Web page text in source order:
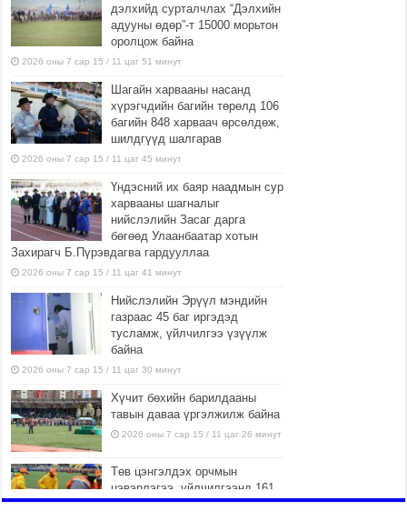
дэлхийд сурталчлах “Дэлхийн
адууны өдөр”-т 15000 морьтон
оролцож байна
2026 оны 7 сар 15 / 11 цаг 51 минут
Шагайн харвааны насанд
хүрэгчдийн багийн төрөлд 106
багийн 848 харваач өрсөлдөж,
шилдгүүд шалгарав
2026 оны 7 сар 15 / 11 цаг 45 минут
Үндэсний их баяр наадмын сур
харвааны шагналыг
нийслэлийн Засаг дарга
бөгөөд Улаанбаатар хотын
Захирагч Б.Пүрэвдагва гардууллаа
2026 оны 7 сар 15 / 11 цаг 41 минут
Нийслэлийн Эрүүл мэндийн
газраас 45 баг иргэдэд
тусламж, үйлчилгээ үзүүлж
байна
2026 оны 7 сар 15 / 11 цаг 30 минут
Хүчит бөхийн барилдааны
тавын даваа үргэлжилж байна
2026 оны 7 сар 15 / 11 цаг 26 минут
Төв цэнгэлдэх орчмын
цэвэрлэгээ, үйлчилгээнд 161
ажилтан, 27 техниктэй